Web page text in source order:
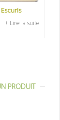
+ Lire la suite
PRODUIT